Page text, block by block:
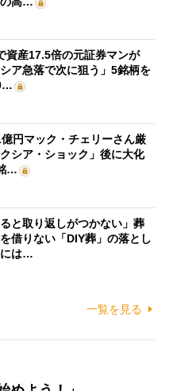
資産17.5倍の元証券マンが
シア急落で次に狙う」5銘柄を
億円マック・チェリーさん厳
シア・ショック」後に大化
…
ると取り返しがつかない」葬
借りない「DIY葬」の落とし
は…
一覧を見る